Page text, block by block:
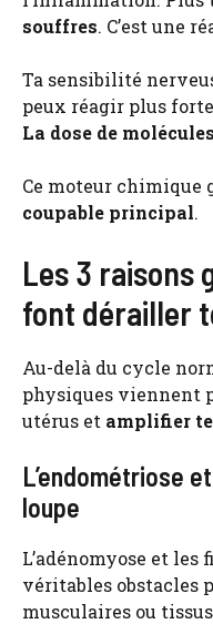
souffres. C’est une
Ta sensibilité
peux réagir plus
La dose de
Ce moteur chimique
coupable principal.
Les 3 raisons
font dérailler
Au-delà du cycle
physiques viennent
utérus et amplifier
L’endométriose
loupe
L’adénomyose et les
véritables obstacles
musculaires ou